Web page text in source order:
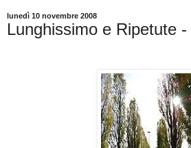
lunedì 10 novembre 2008
Lunghissimo e Ripetute